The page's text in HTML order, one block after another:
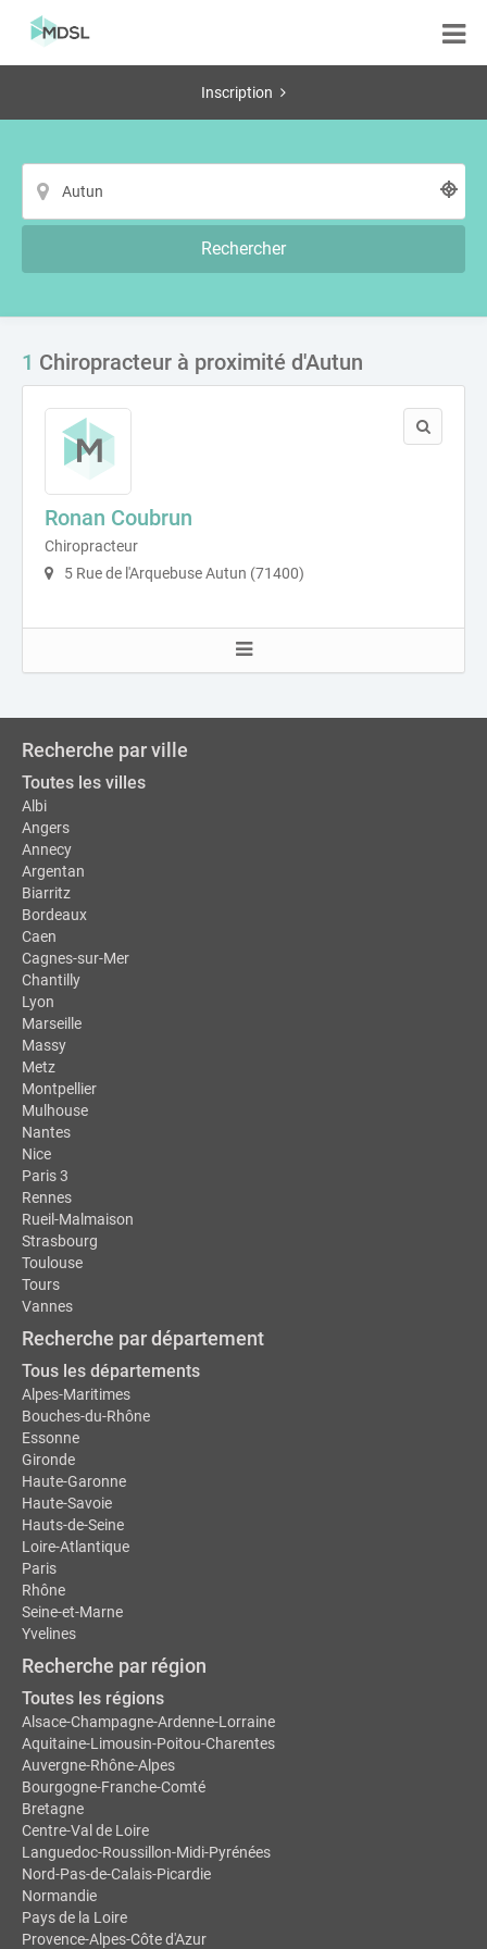
Inscription
Rechercher
1 Chiropracteur à proximité d'Autun
Ronan Coubrun
Chiropracteur
5 Rue de l'Arquebuse Autun (71400)
Recherche par ville
Toutes les villes
Albi
Angers
Annecy
Argentan
Biarritz
Bordeaux
Caen
Cagnes-sur-Mer
Chantilly
Lyon
Marseille
Massy
Metz
Montpellier
Mulhouse
Nantes
Nice
Paris 3
Rennes
Rueil-Malmaison
Strasbourg
Toulouse
Tours
Vannes
Recherche par département
Tous les départements
Alpes-Maritimes
Bouches-du-Rhône
Essonne
Gironde
Haute-Garonne
Haute-Savoie
Hauts-de-Seine
Loire-Atlantique
Paris
Rhône
Seine-et-Marne
Yvelines
Recherche par région
Toutes les régions
Alsace-Champagne-Ardenne-Lorraine
Aquitaine-Limousin-Poitou-Charentes
Auvergne-Rhône-Alpes
Bourgogne-Franche-Comté
Bretagne
Centre-Val de Loire
Languedoc-Roussillon-Midi-Pyrénées
Nord-Pas-de-Calais-Picardie
Normandie
Pays de la Loire
Provence-Alpes-Côte d'Azur